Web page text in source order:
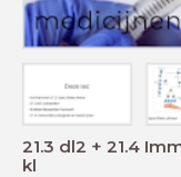
21.3 dl2 + 21.4
kl